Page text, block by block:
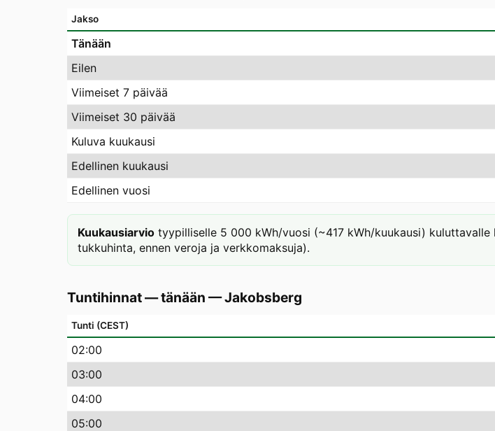
Jakso
Tänään
Eilen
Viimeiset 7 päivää
Viimeiset 30 päivää
Kuluva kuukausi
Edellinen kuukausi
Edellinen vuosi
Kuukausiarvio tyypilliselle 5 000 kWh/vuosi (~417 kWh/kuukausi)
tukkuhinta, ennen veroja ja verkkomaksuja).
Tuntihinnat — tänään —Jakobsberg
Tunti (CEST)
02:00
03:00
04:00
05:00